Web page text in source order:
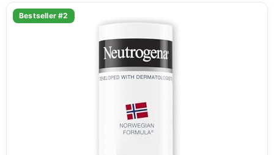
Bestseller #2